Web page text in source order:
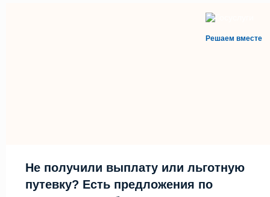
Решаем вместе
Не получили выплату или льготную
путевку? Есть предложения по